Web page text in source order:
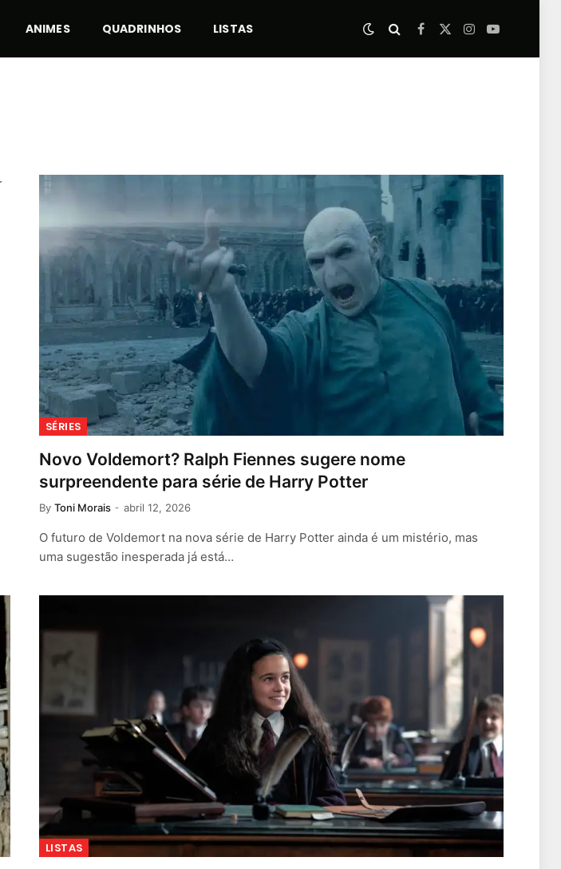
ANIMES QUADRINHOS LISTAS Facebook
X
Instagram
YouTube
SÉRIES
Novo Voldemort? Ralph Fiennes sugere nome
surpreendente para série de Harry Potter
By Toni Morais abril 12, 2026
O futuro de Voldemort na nova série de Harry Potter ainda é um mistério, mas
uma sugestão inesperada já está…
LISTAS